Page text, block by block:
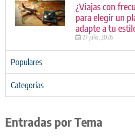
¿Viajas con
para elegir un
adapte a tu
27 julio, 2026
Populares
Categorías
Entradas por Tema